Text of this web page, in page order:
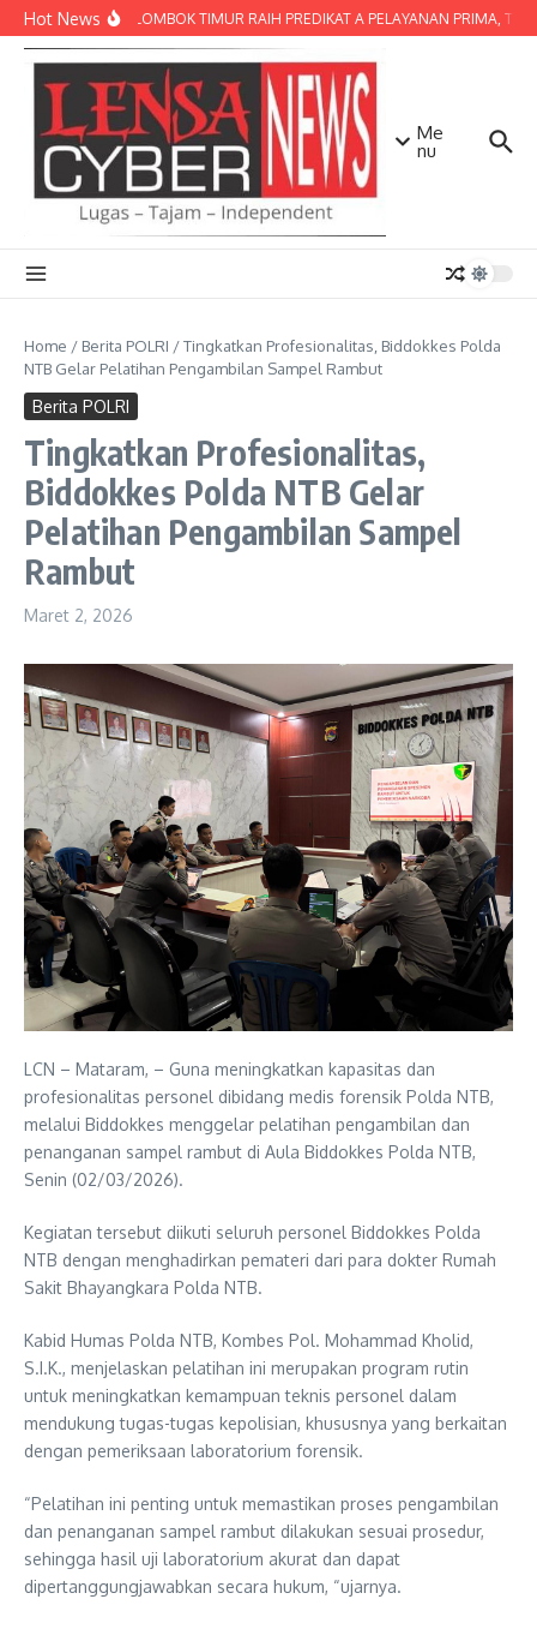
Lewati ke konten
Hot NewsPOLRES LOMBOK TIMUR RAIH PREDIKAT A PELAYANAN PRIMA,
Me
nu
Home / Berita POLRI /Tingkatkan Profesionalitas, Biddokkes Polda
NTB Gelar Pelatihan Pengambilan Sampel Rambut
Berita POLRI
Tingkatkan Profesionalitas,
Biddokkes Polda NTB Gelar
Pelatihan Pengambilan Sampel
Rambut
Maret 2, 2026
LCN – Mataram, – Guna meningkatkan kapasitas dan
profesionalitas personel dibidang medis forensik Polda NTB,
melalui Biddokkes menggelar pelatihan pengambilan dan
penanganan sampel rambut di Aula Biddokkes Polda NTB,
Senin (02/03/2026).
Kegiatan tersebut diikuti seluruh personel Biddokkes Polda
NTB dengan menghadirkan pemateri dari para dokter Rumah
Sakit Bhayangkara Polda NTB.
Kabid Humas Polda NTB, Kombes Pol. Mohammad Kholid,
S.I.K., menjelaskan pelatihan ini merupakan program rutin
untuk meningkatkan kemampuan teknis personel dalam
mendukung tugas-tugas kepolisian, khususnya yang berkaitan
dengan pemeriksaan laboratorium forensik.
“Pelatihan ini penting untuk memastikan proses pengambilan
dan penanganan sampel rambut dilakukan sesuai prosedur,
sehingga hasil uji laboratorium akurat dan dapat
dipertanggungjawabkan secara hukum, “ujarnya.